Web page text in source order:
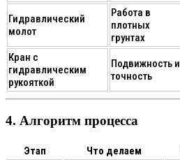
Гидравлический
молот
Работа в
плотных
грунтах
Кран с
гидравлическим
рукояткой
Подвижность и
точность
4. Алгоритм процесса
Этап Что делаем